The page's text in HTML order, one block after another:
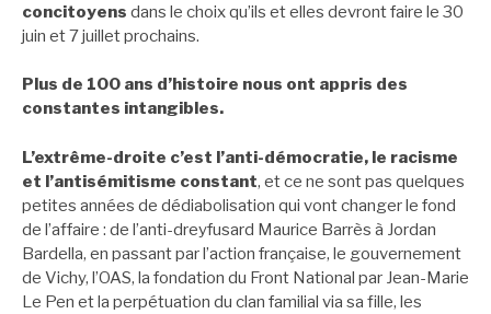
concitoyens dans le choix qu’ils et elles devront faire le 30
juin et 7 juillet prochains.
Plus de 100 ans d’histoire nous ont appris des
constantes intangibles.
L’extrême-droite c’est l’anti-démocratie, le racisme
et l’antisémitisme constant, et ce ne sont pas quelques
petites années de dédiabolisation qui vont changer le fond
de l’affaire : de l’anti-dreyfusard Maurice Barrès à Jordan
Bardella, en passant par l’action française, le gouvernement
de Vichy, l’OAS, la fondation du Front National par Jean-Marie
Le Pen et la perpétuation du clan familial via sa fille, les